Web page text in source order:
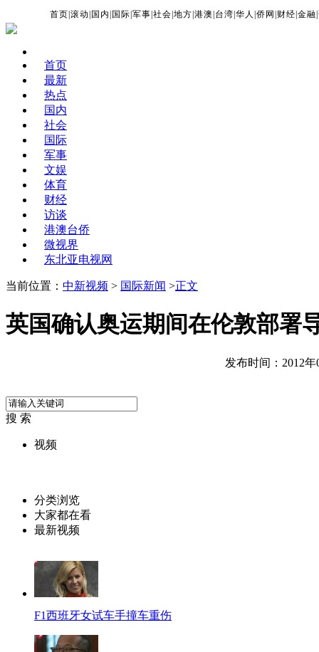
首页 |滚动 国内 国际 |军事 |社会 |地方 |港澳 台湾 |华人 |侨网 财经 |金融 |
首页
最新
热点
国内
社会
国际
军事
文娱
体育
财经
访谈
港澳台侨
微视界
东北亚电视网
当前位置： 中新视频 > 国际新闻 >正文
英国确认奥运期间在伦敦部署
发布时间：2012年
搜 索
视频
分类浏览
大家都在看
最新视频
F1西班牙女试车手撞车重伤